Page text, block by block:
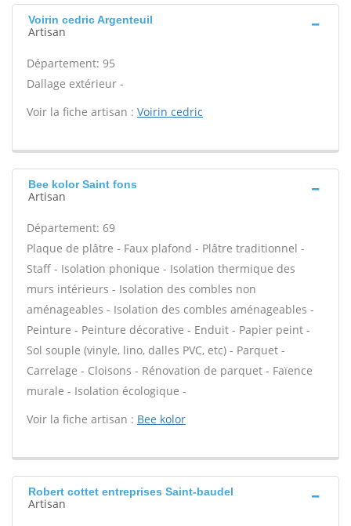
Voirin cedric Argenteuil
Artisan
Département: 95
Dallage extérieur -
Voir la fiche artisan : Voirin cedric
Bee kolor Saint fons
Artisan
Département: 69
Plaque de plâtre - Faux plafond - Plâtre traditionnel -
Staff - Isolation phonique - Isolation thermique des
murs intérieurs - Isolation des combles non
aménageables - Isolation des combles aménageables -
Peinture - Peinture décorative - Enduit - Papier peint -
Sol souple (vinyle, lino, dalles PVC, etc) - Parquet -
Carrelage - Cloisons - Rénovation de parquet - Faïence
murale - Isolation écologique -
Voir la fiche artisan : Bee kolor
Robert cottet entreprises Saint-baudel
Artisan